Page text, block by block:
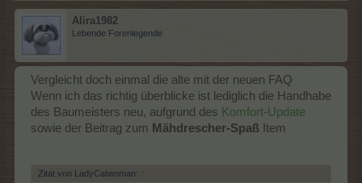
Alira1982
Lebende Forenlegende
Vergleicht doch einmal die alte mit der neuen FAQ
Wenn ich das richtig überblicke ist lediglich die Handhabe
des Baumeisters neu, aufgrund des Komfort-Update
sowie der Beitrag zum Mähdrescher-Spaß Item
Zitat von LadyCatwoman: ↑